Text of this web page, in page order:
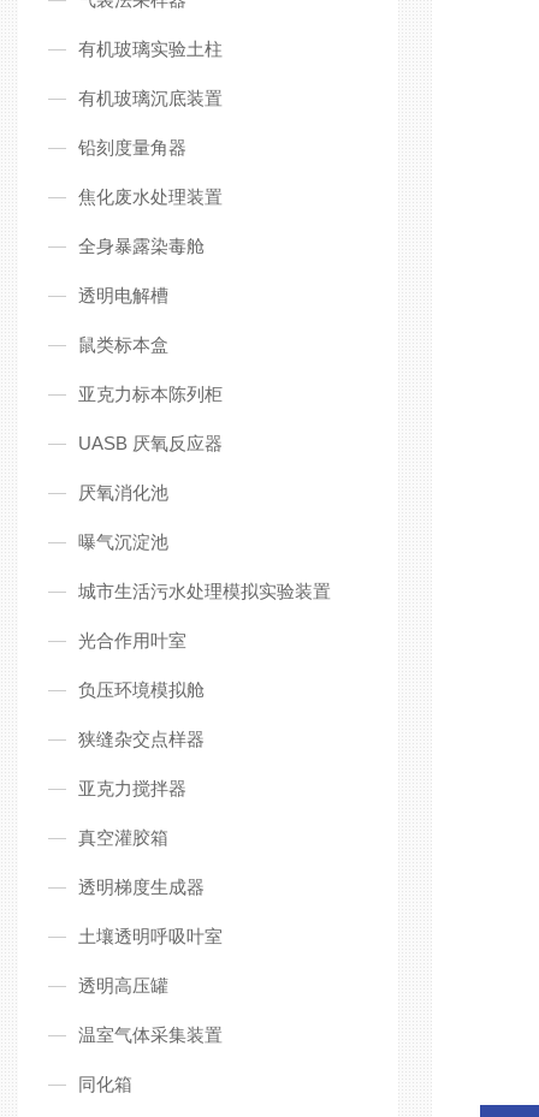
有机玻璃实验土柱
有机玻璃沉底装置
铅刻度量角器
焦化废水处理装置
全身暴露染毒舱
透明电解槽
鼠类标本盒
亚克力标本陈列柜
UASB 厌氧反应器
厌氧消化池
曝气沉淀池
城市生活污水处理模拟实验装置
光合作用叶室
负压环境模拟舱
狭缝杂交点样器
亚克力搅拌器
真空灌胶箱
透明梯度生成器
土壤透明呼吸叶室
透明高压罐
温室气体采集装置
同化箱